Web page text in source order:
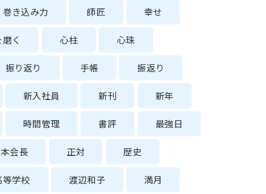
巻き込み力 師匠 幸せ
く 心柱 心珠
振り返り 手帳 振返り
新入社員 新刊 新年
時間管理 書評 最強日
会長 正対 歴史
等学校 渡辺和子 満月